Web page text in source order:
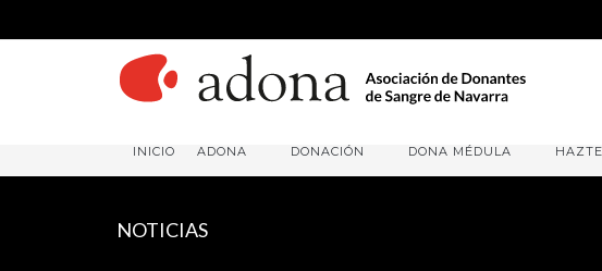
INICIO ADONA DONACIÓN DONA MÉDULA
NOTICIAS